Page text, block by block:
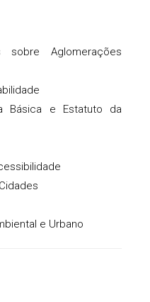
Aglomerações
Básica e Estatuto da
e Urbano